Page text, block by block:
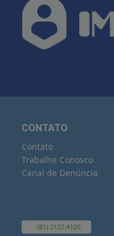
CONTATO
Contato
Trabalhe Conosco
Canal de Denúncia
(81) 2122.4100